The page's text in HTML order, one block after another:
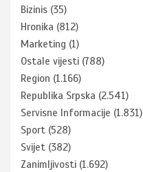
Bizinis (35)
Hronika (812)
Marketing (1)
Ostale vijesti (788)
Region (1.166)
Republika Srpska (2.541)
Servisne Informacije (1.831)
Sport (528)
Svijet (382)
Zanimljivosti (1.692)